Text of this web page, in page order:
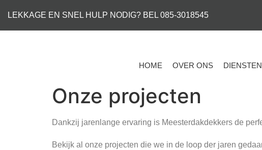
LEKKAGE EN SNEL HULP NODIG? BEL 085-3018545
HOME OVER ONS DIENSTEN
Onze projecten
Dankzij jarenlange ervaring is Meesterdakdekkers de
Bekijk al onze projecten die we in de loop der jaren